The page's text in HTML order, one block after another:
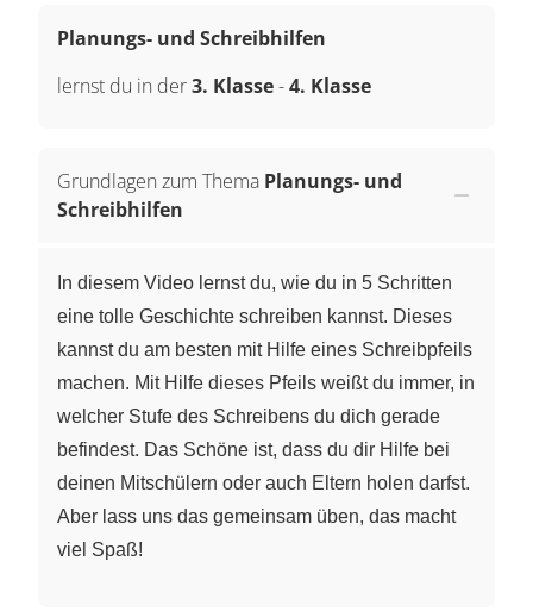
Planungs- und Schreibhilfen
lernst du in der3. Klasse-4. Klasse
Grundlagen zum Thema Planungs- und
Schreibhilfen
In diesem Video lernst du, wie du in 5 Schritten
eine tolle Geschichte schreiben kannst. Dieses
kannst du am besten mit Hilfe eines Schreibpfeils
machen. Mit Hilfe dieses Pfeils weißt du immer, in
welcher Stufe des Schreibens du dich gerade
befindest. Das Schöne ist, dass du dir Hilfe bei
deinen Mitschülern oder auch Eltern holen darfst.
Aber lass uns das gemeinsam üben, das macht
viel Spaß!